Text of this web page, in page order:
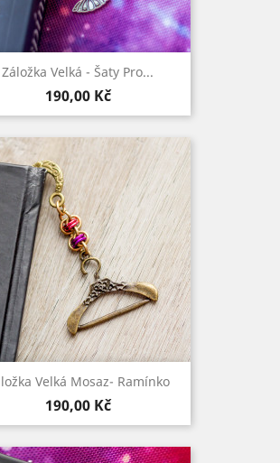
Záložka Velká - Šaty Pro...
Cena
190,00 Kč
Velká Mosaz- Ramínko
Cena
190,00 Kč